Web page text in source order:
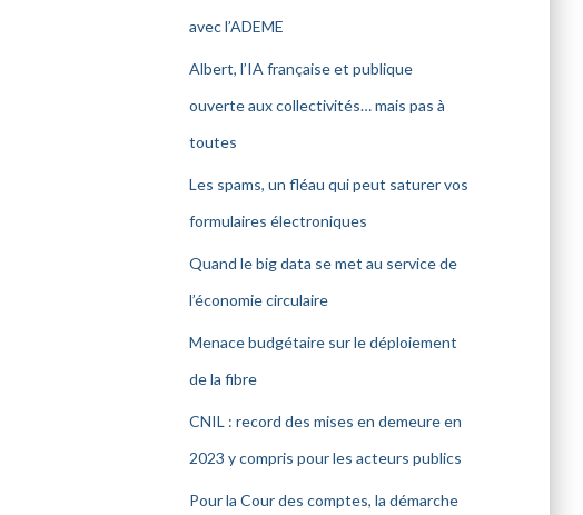
avec l’ADEME
Albert, l’IA française et publique
ouverte aux collectivités… mais pas à
toutes
Les spams, un fléau qui peut saturer vos
formulaires électroniques
Quand le big data se met au service de
l’économie circulaire
Menace budgétaire sur le déploiement
de la fibre
CNIL : record des mises en demeure en
2023 y compris pour les acteurs publics
Pour la Cour des comptes, la démarche